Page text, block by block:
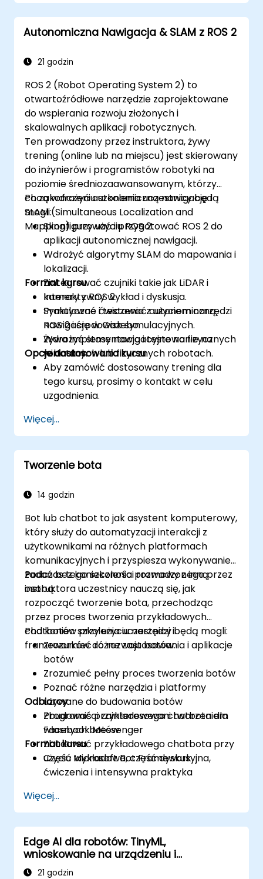
Tworzyć modele uczenia ze
wzmocnieniem w celu poprawy
podejmowania decyzji przez roboty.
Autonomiczna Nawigacja & SLAM z ROS 2
21 godzin
ROS 2 (Robot Operating System 2) to
otwartoźródłowe narzędzie zaprojektowane
do wspierania rozwoju złożonych i
skalowalnych aplikacji robotycznych.
Ten prowadzony przez instruktora, żywy
trening (online lub na miejscu) jest skierowany
do inżynierów i programistów robotyki na
poziomie średniozaawansowanym, którzy
chcą wdrożyć autonomiczną nawigację i
SLAM (Simultaneous Localization and
Mapping) przy użyciu ROS 2.
Po zakończeniu szkolenia uczestnicy będą
mogli:
Skonfigurować i przygotować ROS 2 do
aplikacji autonomicznej nawigacji.
Wdrożyć algorytmy SLAM do mapowania i
lokalizacji.
Zintegrować czujniki takie jak LiDAR i
kamery z ROS 2.
Symulować i testować autonomiczną
nawigację w Gazebo.
Wdrożyć stosy nawigacyjne na fizycznych
robotach.
Format kursu
Interaktywny wykład i dyskusja.
Praktyczne ćwiczenia z użyciem narzędzi
ROS 2 i środowisk symulacyjnych.
Żywa implementacja i testowanie na
wirtualnych lub fizycznych robotach.
Opcje dostosowania kursu
Aby zamówić dostosowany trening dla
tego kursu, prosimy o kontakt w celu
uzgodnienia.
Więcej...
Tworzenie bota
14 godzin
Bot lub chatbot to jak asystent komputerowy,
który służy do automatyzacji interakcji z
użytkownikami na różnych platformach
komunikacyjnych i przyspiesza wykonywanie
zadań bez konieczności rozmowy z inną
osobą.
Podczas tego szkolenia prowadzonego przez
instruktora uczestnicy nauczą się, jak
rozpocząć tworzenie bota, przechodząc
przez proces tworzenia przykładowych
chatbotów przy użyciu narzędzi i
frameworków do rozwoju botów.
Pod koniec szkolenia uczestnicy będą mogli:
Zrozumieć różne zastosowania i aplikacje
botów
Zrozumieć pełny proces tworzenia botów
Poznać różne narzędzia i platformy
używane do budowania botów
Zbudować przykładowego chatbota dla
Facebook Messenger
Zbudować przykładowego chatbota przy
użyciu Microsoft Bot Framework
Odbiorcy
Programiści zainteresowani tworzeniem
własnych botów
Format kursu
Część wykładowa, część dyskusyjna,
ćwiczenia i intensywna praktyka
Więcej...
Edge AI dla robotów: TinyML,
wnioskowanie na urządzeniu i
optymalizacja
21 godzin